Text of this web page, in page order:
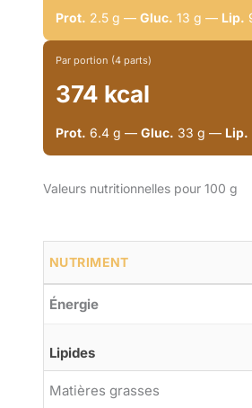
Prot. 2.5 g — Gluc. 13 g — Lip.
Par portion (4 parts)
374 kcal
Prot. 6.4 g — Gluc. 33 g — Lip.
Valeurs nutritionnelles pour 100 g
NUTRIMENT
Énergie
Lipides
Matières grasses